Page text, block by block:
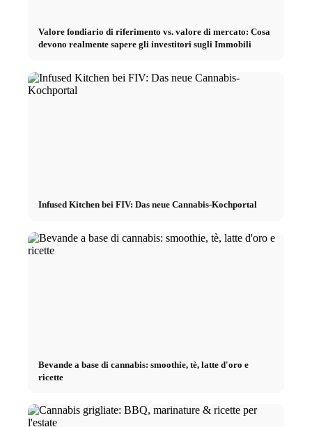
Valore fondiario di riferimento vs. valore di mercato: Cosa
devono realmente sapere gli investitori sugli Immobili
Infused Kitchen bei FIV: Das neue Cannabis-Kochportal
Bevande a base di cannabis: smoothie, tè, latte d'oro e
ricette